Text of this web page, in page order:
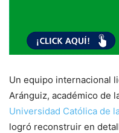
Un equipo internacional
Aránguiz, académico de
Universidad Católica de
logró reconstruir en